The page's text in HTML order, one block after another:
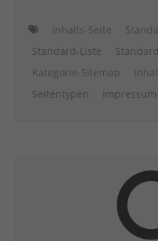
Inhalts-Seite
Standard-Liste
Kategorie-Sitemap
Seitentypen
Impressum